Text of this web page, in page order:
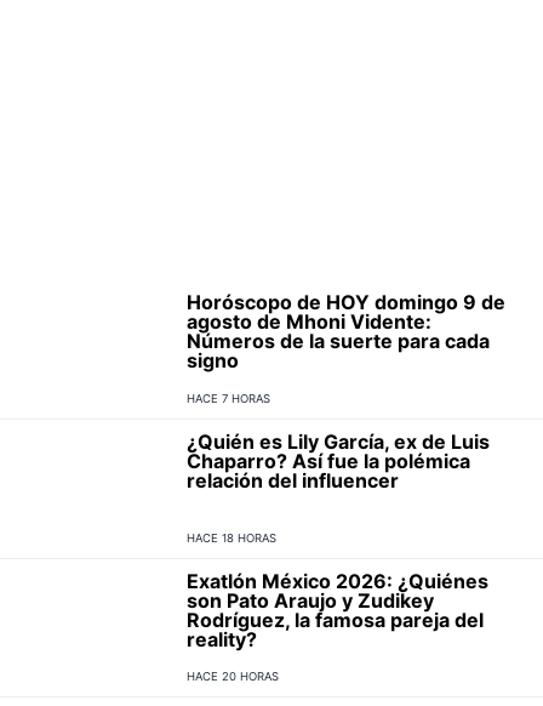
Horóscopo de HOY domingo 9 de
agosto de Mhoni Vidente:
Números de la suerte para cada
signo
HACE 7 HORAS
¿Quién es Lily García, ex de Luis
Chaparro? Así fue la polémica
relación del influencer
HACE 18 HORAS
Exatlón México 2026: ¿Quiénes
son Pato Araujo y Zudikey
Rodríguez, la famosa pareja del
reality?
HACE 20 HORAS